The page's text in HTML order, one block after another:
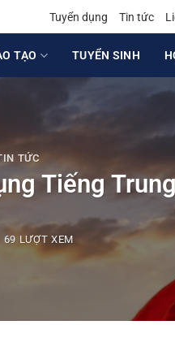
Tuyển dụng Tin tức
TẠO TUYỂN SINH
TỨC
Tiếng
69 LƯỢT XEM